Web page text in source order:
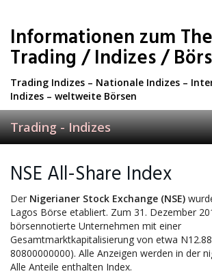
main
content
Informationen zum
Trading / Indizes /
Trading Indizes – Nationale Indizes –
Indizes – weltweite Börsen
Trading - Indizes
NSE All-Share Index
Der Nigerianer Stock Exchange (NSE)
Lagos Börse etabliert. Zum 31. Dezember
börsennotierte Unternehmen mit einer
Gesamtmarktkapitalisierung von etwa
80800000000). Alle Anzeigen werden in der
Alle Anteile enthalten Index.